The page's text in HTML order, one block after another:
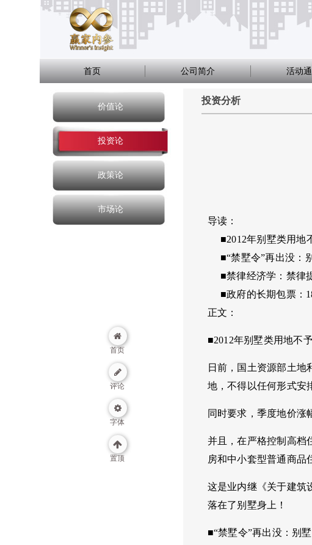
首页 公司简介 活动
价值论
投资论
政策论
市场论
首页
评论
字体
置顶
投资分析
导读：
■2012年别墅类用地
■“禁墅令”再出没：
■禁律经济学：禁律
■政府的长期包票：
正文：
■2012年别墅类用地不
日前，国土资源部土地
地，不得以任何形式安
同时要求，季度地价涨
并且，在严格控制高档
房和中小套型普通商品
这是业内继《关于建筑
落在了别墅身上！
■“禁墅令”再出没：别